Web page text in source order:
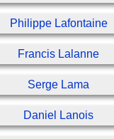
Philippe Lafontaine
Francis Lalanne
Serge Lama
Daniel Lanois